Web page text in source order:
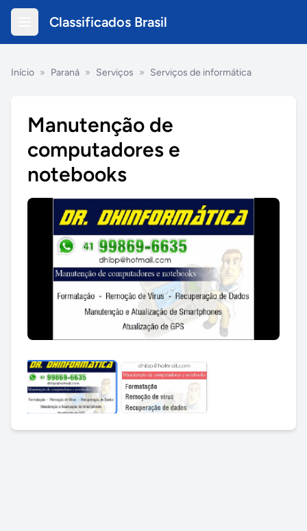
Classificados Brasil
Início » Paraná » Serviços » Serviços de informática
Manutenção de
computadores e
notebooks